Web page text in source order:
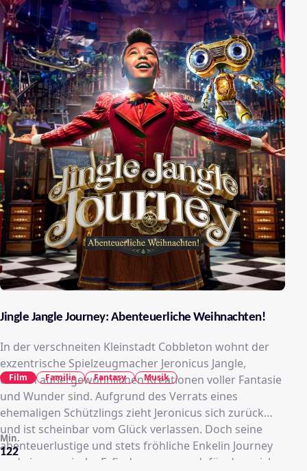
Jingle Jangle Journey: Abenteuerliche Weihnachten!
In der verschneiten Kleinstadt Cobbleton wohnt der
exzentrische Spielzeugmacher Jeronicus Jangle,
dessen außergewöhnlichen Kreationen voller Fantasie
und Wunder sind. Aufgrund des Verrats eines
ehemaligen Schützlings zieht Jeronicus sich zurück
und ist scheinbar vom Glück verlassen. Doch seine
abenteuerlustige und stets fröhliche Enkelin Journey
und eine magische Erfindung sorgen dafür, dass sich
122
Min.
Film Familie Fantasy Musik